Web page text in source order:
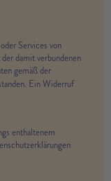
Services von
damit verbundenen
gemäß der
Ein Widerruf
enthaltenem